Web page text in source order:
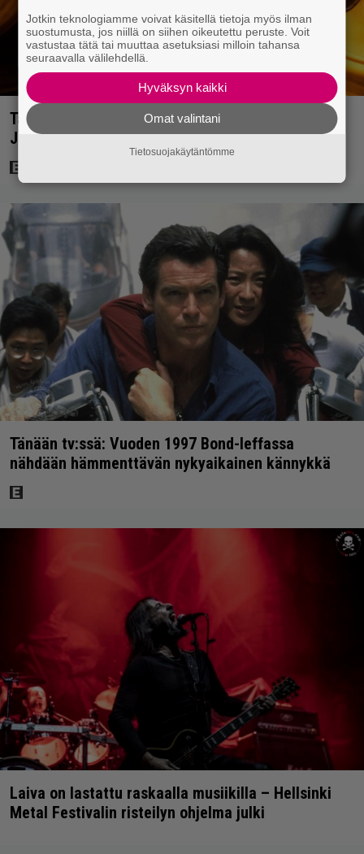
Tänään tv:ssä: Vuoden 2023 megaelokuva luottaa
Jason Stathamin karismaan
Tänään tv:ssä: Vuoden 1997 Bond-leffassa
nähdään hämmenttävän nykyaikainen kännykkä
Laiva on lastattu raskaalla musiikilla – Hellsinki
Metal Festivalin risteilyn ohjelma julki
Jotkin teknologiamme voivat käsitellä tietoja myös ilman
suostumusta, jos niillä on siihen oikeutettu peruste. Voit
vastustaa tätä tai muuttaa asetuksiasi milloin tahansa
seuraavalla välilehdellä.
Hyväksyn kaikki
Omat valintani
Tietosuojakäytäntömme